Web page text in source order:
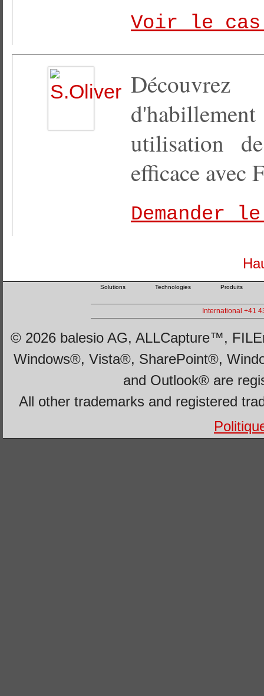
Voir le cas
utilisation
efficace avec
Demander
Solutions Technologies Produits
International +41
© 2026 balesio AG, ALLCapture™,
Windows®, Vista®, SharePoint®,
and Outlook® are
All other trademarks and registered